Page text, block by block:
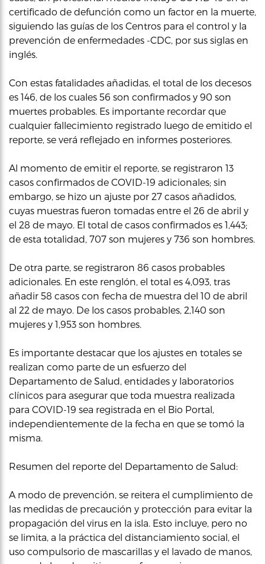
certificado de defunción como un factor en la muerte,
siguiendo las guías de los Centros para el control y la
prevención de enfermedades -CDC, por sus siglas en
inglés.
Con estas fatalidades añadidas, el total de los decesos
es 146, de los cuales 56 son confirmados y 90 son
muertes probables. Es importante recordar que
cualquier fallecimiento registrado luego de emitido el
reporte, se verá reflejado en informes posteriores.
Al momento de emitir el reporte, se registraron 13
casos confirmados de COVID-19 adicionales; sin
embargo, se hizo un ajuste por 27 casos añadidos,
cuyas muestras fueron tomadas entre el 26 de abril y
el 28 de mayo. El total de casos confirmados es 1,443;
de esta totalidad, 707 son mujeres y 736 son hombres.
De otra parte, se registraron 86 casos probables
adicionales. En este renglón, el total es 4,093, tras
añadir 58 casos con fecha de muestra del 10 de abril
al 22 de mayo. De los casos probables, 2,140 son
mujeres y 1,953 son hombres.
Es importante destacar que los ajustes en totales se
realizan como parte de un esfuerzo del
Departamento de Salud, entidades y laboratorios
clínicos para asegurar que toda muestra realizada
para COVID-19 sea registrada en el Bio Portal,
independientemente de la fecha en que se tomó la
misma.
Resumen del reporte del Departamento de Salud:
A modo de prevención, se reitera el cumplimiento de
las medidas de precaución y protección para evitar la
propagación del virus en la isla. Esto incluye, pero no
se limita, a la práctica del distanciamiento social, el
uso compulsorio de mascarillas y el lavado de manos,